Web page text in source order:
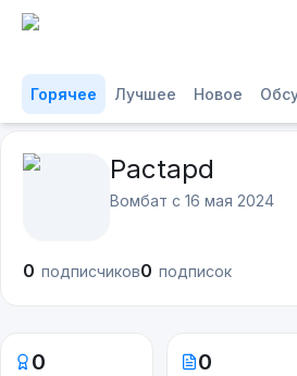
Горячее Лучшее Новое
Pactapd
Вомбат с 16 мая 2024
0 подписчиков0 подписок
0 0